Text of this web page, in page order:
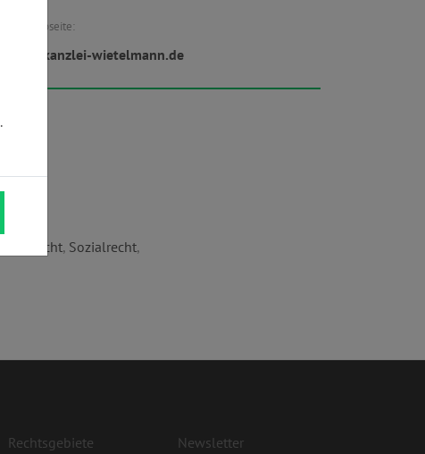
Webseite:
www.kanzlei-wietelmann.de
Strafrecht, Sozialrecht,
Rechtsgebiete Newsletter
.